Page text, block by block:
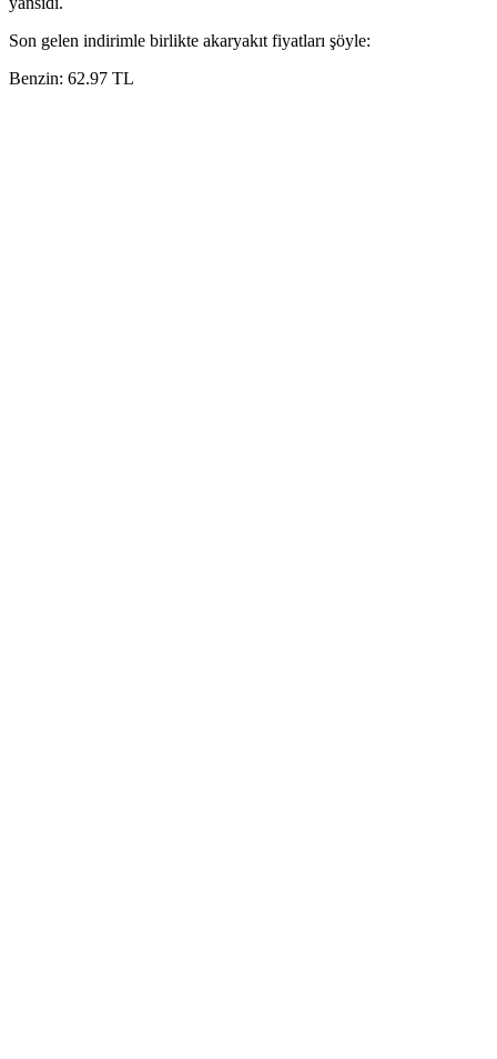
Son gelen indirimle birlikte akaryakıt fiyatları şöyle:
Benzin: 62.97 TL